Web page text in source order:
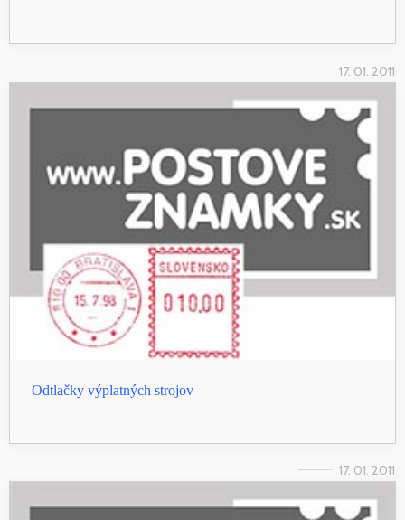
17. 01. 2011
Odtlačky výplatných strojov
17. 01. 2011